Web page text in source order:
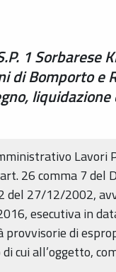
1 Sorbarese
di Bomporto e
Lavori
26 comma 7 del
del 27/12/2002,
esecutiva in
di
cui all’oggetto,